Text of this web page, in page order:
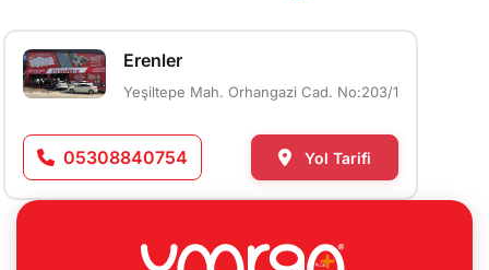
Erenler
Yeşiltepe Mah. Orhangazi Cad. No:203/1
05308840754 Yol Tarifi